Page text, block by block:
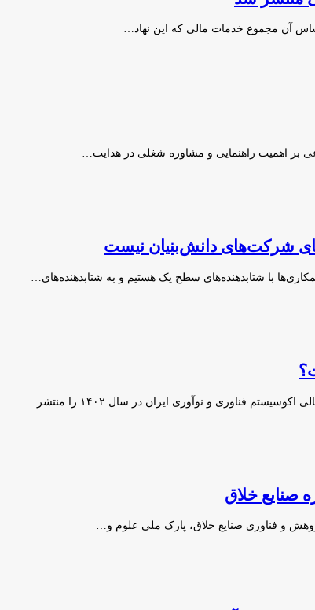
آن مجموع خدمات مالی که این نهاد…
بر اهمیت راهنمایی و مشاوره شغلی در هدایت…
شرکت‌های دانش‌بنیان نیست
با شتابدهنده‌های سطح یک هستیم و به شتابدهنده‌های…
فناوری و نوآوری ایران در سال ۱۴۰۲ را منتشر…
صنایع خلاق
و فناوری صنایع خلاق، پارک ملی علوم و…